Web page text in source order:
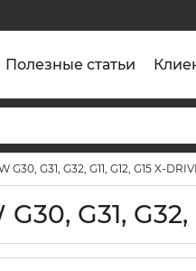
Полезные статьи
G31, G32, G11, G12, G15 X-
G31, G32,